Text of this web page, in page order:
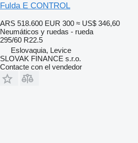
Fulda E CONTROL
ARS 518.600 EUR 300 ≈ US$ 346,60
Neumáticos y ruedas - rueda
295/60 R22.5
Eslovaquia, Levice
SLOVAK FINANCE s.r.o.
Contacte con el vendedor